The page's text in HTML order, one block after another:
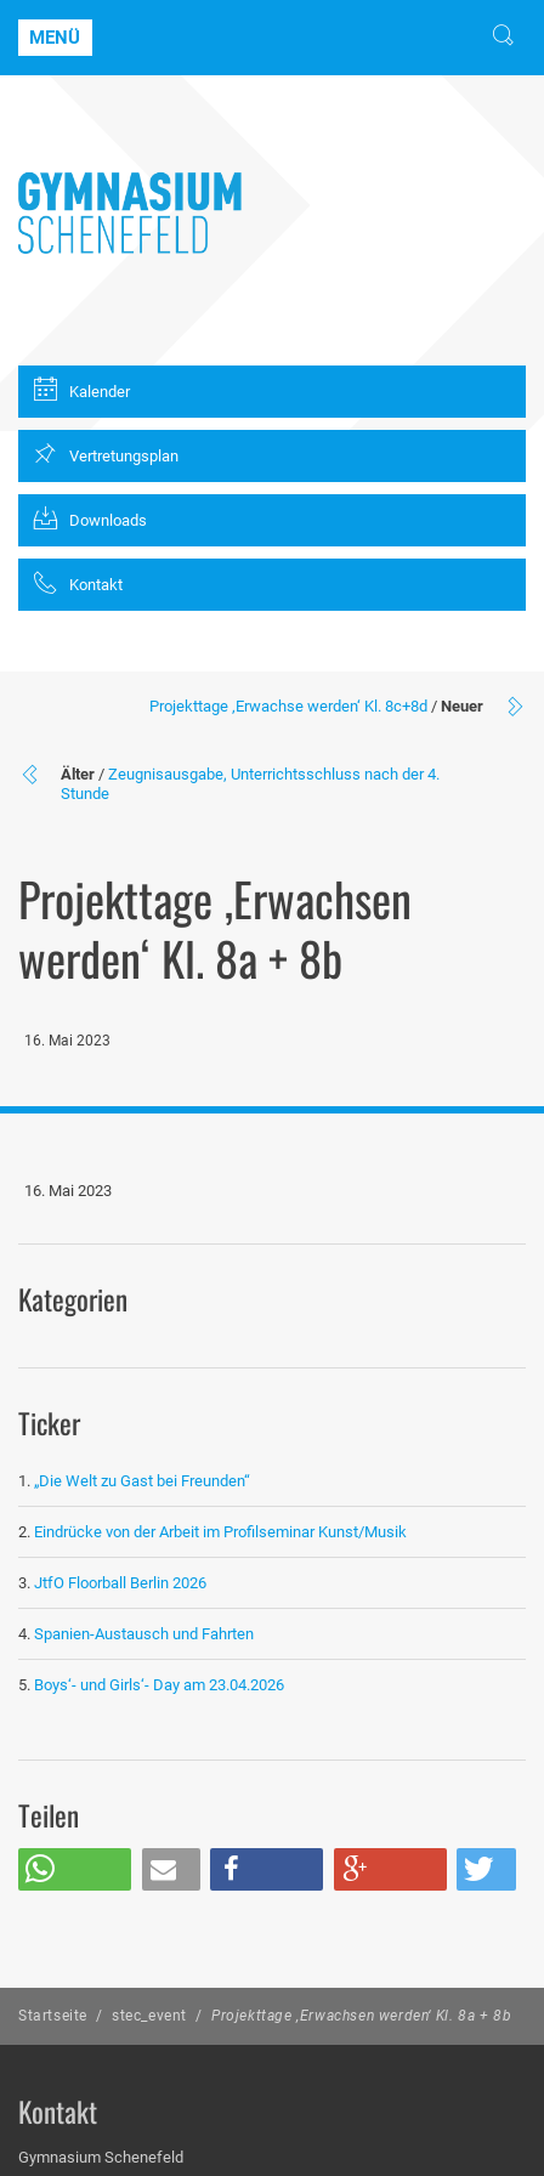
MENÜ
Kalender
Vertretungsplan
Downloads
Kontakt
Projekttage ‚Erwachse werden‘ Kl. 8c+8d / Neuer
Älter / Zeugnisausgabe, Unterrichtsschluss nach der 4.
Stunde
Projekttage ‚Erwachsen
werden‘ Kl. 8a + 8b
16. Mai 2023
16. Mai 2023
Kategorien
Ticker
„Die Welt zu Gast bei Freunden“
Eindrücke von der Arbeit im Profilseminar Kunst/Musik
JtfO Floorball Berlin 2026
Spanien-Austausch und Fahrten
Boys‘- und Girls‘- Day am 23.04.2026
Teilen
Startseite / stec_event / Projekttage ‚Erwachsen werden‘ Kl. 8a + 8b
Kontakt
Gymnasium Schenefeld